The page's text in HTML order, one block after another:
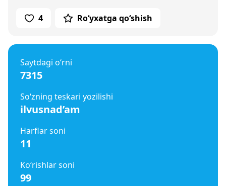
4 Ro‘yxatga qo‘shish
Saytdagi o‘rni
7315
So‘zning teskari yozilishi
ilvusnad’am
Harflar soni
11
Ko‘rishlar soni
99